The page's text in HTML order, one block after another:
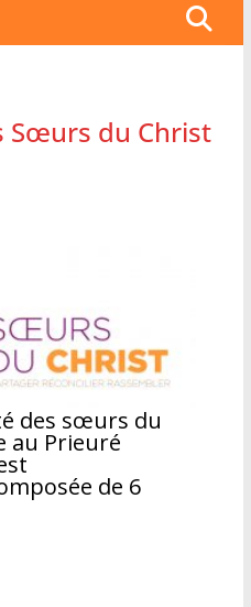
Sœurs du Christ
des sœurs du
au Prieuré
de 6